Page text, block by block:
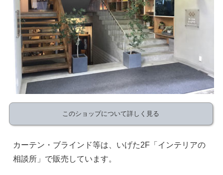
このショップについて詳しく見る
カーテン・ブラインド等は、いげた2F「インテリアの
相談所」で販売しています。